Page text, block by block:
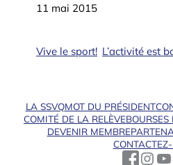
11 mai 2015
Vive le sport! L’activité est
LA SSVQMOT DU PRÉSIDENT
COMITÉ DE LA RELÈVEBOURSES
DEVENIR MEMBRE